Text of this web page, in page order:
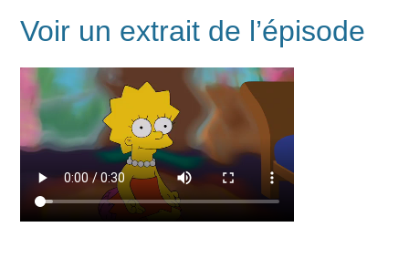
Voir un extrait de l’épisode